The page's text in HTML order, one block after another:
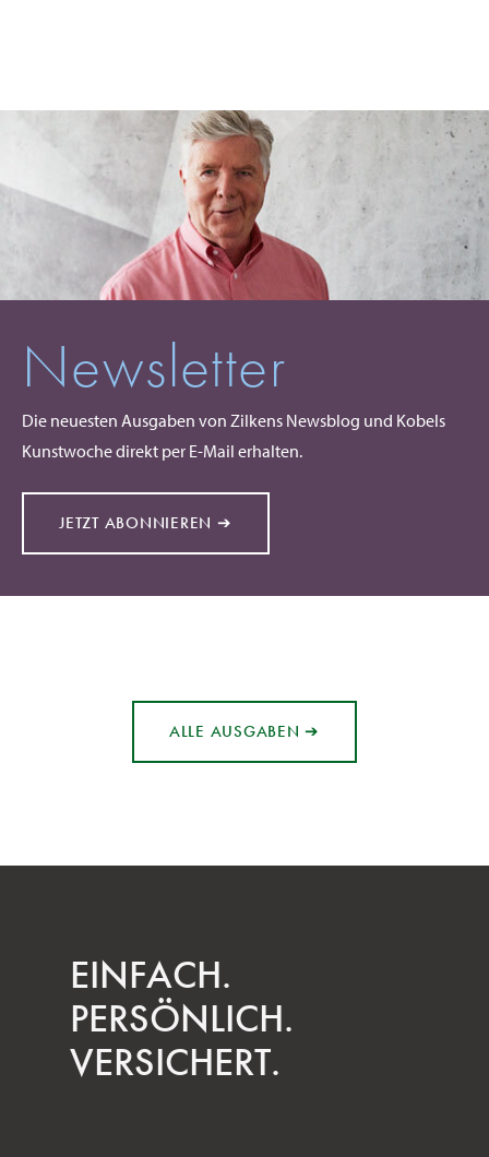
Newsletter
Die neuesten Ausgaben von Zilkens Newsblog und Kobels
Kunstwoche direkt per E-Mail erhalten.
JETZT ABONNIEREN ➔
ALLE AUSGABEN ➔
EINFACH.
PERSÖNLICH.
VERSICHERT.